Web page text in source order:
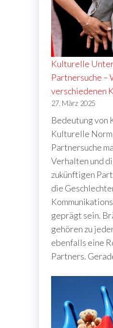
Kulturelle
Partnersuche –
verschiedenen
27. März 2025
Bedeutung von
Kulturelle
Partnersuche
Verhalten und
zukünftigen
die
geprägt sein.
gehören zu
ebenfalls eine
Partners.